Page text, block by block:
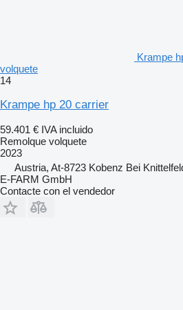
Krampe
volquete
14
Krampe hp 20 carrier
59.401 € IVA incluido
Remolque volquete
2023
Austria, At-8723 Kobenz Bei
E-FARM GmbH
Contacte con el vendedor